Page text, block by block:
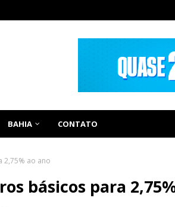
BAHIA CONTATO
2,75% ao ano
básicos para